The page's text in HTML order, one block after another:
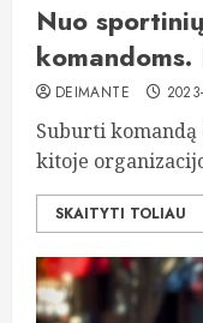
Nuo
DEIMANTE
Suburti
kitoje
SKAITYTI TOLIAU